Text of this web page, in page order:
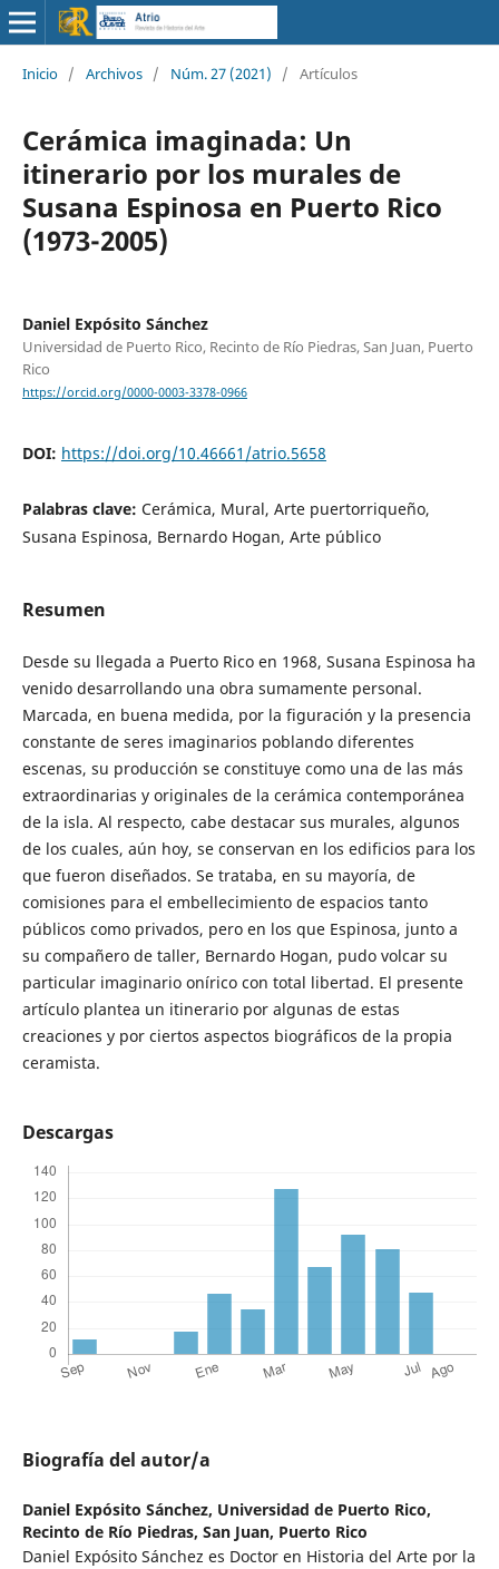
Inicio / Archivos / Núm. 27 (2021) / Artículos
Cerámica imaginada: Un
itinerario por los murales de
Susana Espinosa en Puerto Rico
(1973-2005)
Daniel Expósito Sánchez
Universidad de Puerto Rico, Recinto de Río Piedras, San Juan, Puerto
Rico
https://orcid.org/0000-0003-3378-0966
DOI: https://doi.org/10.46661/atrio.5658
Palabras clave: Cerámica, Mural, Arte puertorriqueño,
Susana Espinosa, Bernardo Hogan, Arte público
Resumen
Desde su llegada a Puerto Rico en 1968, Susana Espinosa ha
venido desarrollando una obra sumamente personal.
Marcada, en buena medida, por la figuración y la presencia
constante de seres imaginarios poblando diferentes
escenas, su producción se constituye como una de las más
extraordinarias y originales de la cerámica contemporánea
de la isla. Al respecto, cabe destacar sus murales, algunos
de los cuales, aún hoy, se conservan en los edificios para los
que fueron diseñados. Se trataba, en su mayoría, de
comisiones para el embellecimiento de espacios tanto
públicos como privados, pero en los que Espinosa, junto a
su compañero de taller, Bernardo Hogan, pudo volcar su
particular imaginario onírico con total libertad. El presente
artículo plantea un itinerario por algunas de estas
creaciones y por ciertos aspectos biográficos de la propia
ceramista.
Descargas
Biografía del autor/a
Daniel Expósito Sánchez, Universidad de Puerto Rico,
Recinto de Río Piedras, San Juan, Puerto Rico
Daniel Expósito Sánchez es Doctor en Historia del Arte por la